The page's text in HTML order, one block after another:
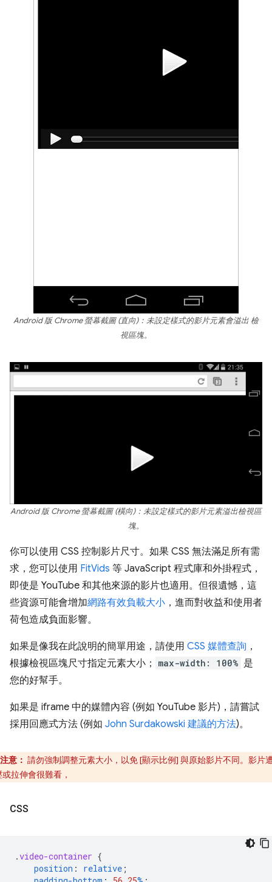
Android 版 Chrome 螢幕截圖 (直向)：未設定樣式的影片元素會溢出 檢
視區塊。
Android 版 Chrome 螢幕截圖 (橫向)：未設定樣式的影片元素溢出檢視區
塊。
你可以使用 CSS 控制影片尺寸。如果 CSS 無法滿足所有需
求，您可以使用 FitVids 等 JavaScript 程式庫和外掛程式，
即使是 YouTube 和其他來源的影片也適用。但很遺憾，這
些資源可能會增加網路有效負載大小 ，進而對收益和使用者
荷包造成負面影響。
如果是像我在此說明的簡單用途，請使用 CSS 媒體查詢 ，
根據檢視區塊尺寸指定元素大小；
max-width: 100% 是
您的好幫手。
如果是 iframe 中的媒體內容 (例如 YouTube 影片)，請嘗試
採用回應式方法 (例如 John Surdakowski 建議的方法)。
注意： 請勿強制調整元素大小，以免 [顯示比例] 與原始影片不同。影片
拉伸會很難看，
CSS
.video-container {
position : relative ;